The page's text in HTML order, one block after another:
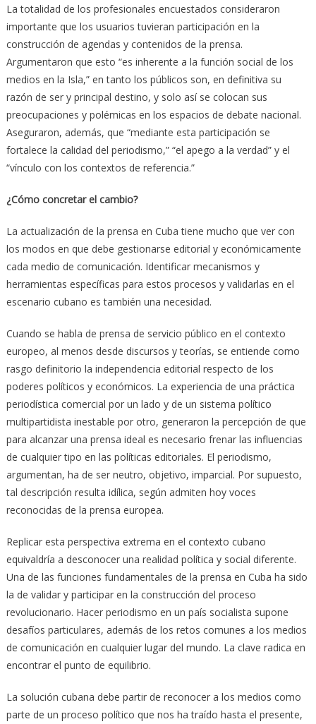
La totalidad de los profesionales encuestados consideraron
importante que los usuarios tuvieran participación en la
construcción de agendas y contenidos de la prensa.
Argumentaron que esto “es inherente a la función social de los
medios en la Isla,” en tanto los públicos son, en definitiva su
razón de ser y principal destino, y solo así se colocan sus
preocupaciones y polémicas en los espacios de debate nacional.
Aseguraron, además, que “mediante esta participación se
fortalece la calidad del periodismo,” “el apego a la verdad” y el
“vínculo con los contextos de referencia.”
¿Cómo concretar el cambio?
La actualización de la prensa en Cuba tiene mucho que ver con
los modos en que debe gestionarse editorial y económicamente
cada medio de comunicación. Identificar mecanismos y
herramientas específicas para estos procesos y validarlas en el
escenario cubano es también una necesidad.
Cuando se habla de prensa de servicio público en el contexto
europeo, al menos desde discursos y teorías, se entiende como
rasgo definitorio la independencia editorial respecto de los
poderes políticos y económicos. La experiencia de una práctica
periodística comercial por un lado y de un sistema político
multipartidista inestable por otro, generaron la percepción de que
para alcanzar una prensa ideal es necesario frenar las influencias
de cualquier tipo en las políticas editoriales. El periodismo,
argumentan, ha de ser neutro, objetivo, imparcial. Por supuesto,
tal descripción resulta idílica, según admiten hoy voces
reconocidas de la prensa europea.
Replicar esta perspectiva extrema en el contexto cubano
equivaldría a desconocer una realidad política y social diferente.
Una de las funciones fundamentales de la prensa en Cuba ha sido
la de validar y participar en la construcción del proceso
revolucionario. Hacer periodismo en un país socialista supone
desafíos particulares, además de los retos comunes a los medios
de comunicación en cualquier lugar del mundo. La clave radica en
encontrar el punto de equilibrio.
La solución cubana debe partir de reconocer a los medios como
parte de un proceso político que nos ha traído hasta el presente,